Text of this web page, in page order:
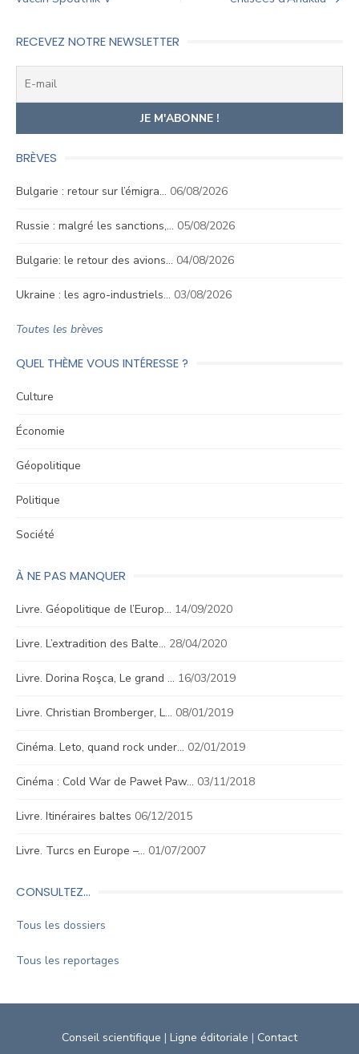
l’article
RECEVEZ NOTRE NEWSLETTER
BRÈVES
Bulgarie : retour sur l’émigra… 06/08/2026
Russie : malgré les sanctions,… 05/08/2026
Bulgarie: le retour des avions… 04/08/2026
Ukraine : les agro-industriels… 03/08/2026
Toutes les brèves
QUEL THÈME VOUS INTÉRESSE ?
Culture
Économie
Géopolitique
Politique
Société
À NE PAS MANQUER
Livre. Géopolitique de l’Europ… 14/09/2020
Livre. L’extradition des Balte… 28/04/2020
Livre. Dorina Roşca, Le grand … 16/03/2019
Livre. Christian Bromberger, L… 08/01/2019
Cinéma. Leto, quand rock under… 02/01/2019
Cinéma : Cold War de Paweł Paw… 03/11/2018
Livre. Itinéraires baltes 06/12/2015
Livre. Turcs en Europe –… 01/07/2007
CONSULTEZ…
Tous les dossiers
Tous les reportages
Conseil scientifique | Ligne éditoriale | Contact